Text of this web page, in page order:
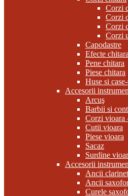
Corzi
Corzi
Corzi
Corzi
Capodastre
Efecte chitara
Pene chitara
Piese chitara
Huse si
Accesorii
Arcuş
Barbii si
Corzi vioara
Cutii vioara
Piese vioara
Sacaz
Surdine
Accesorii
Ancii clarinet
Ancii
Curele